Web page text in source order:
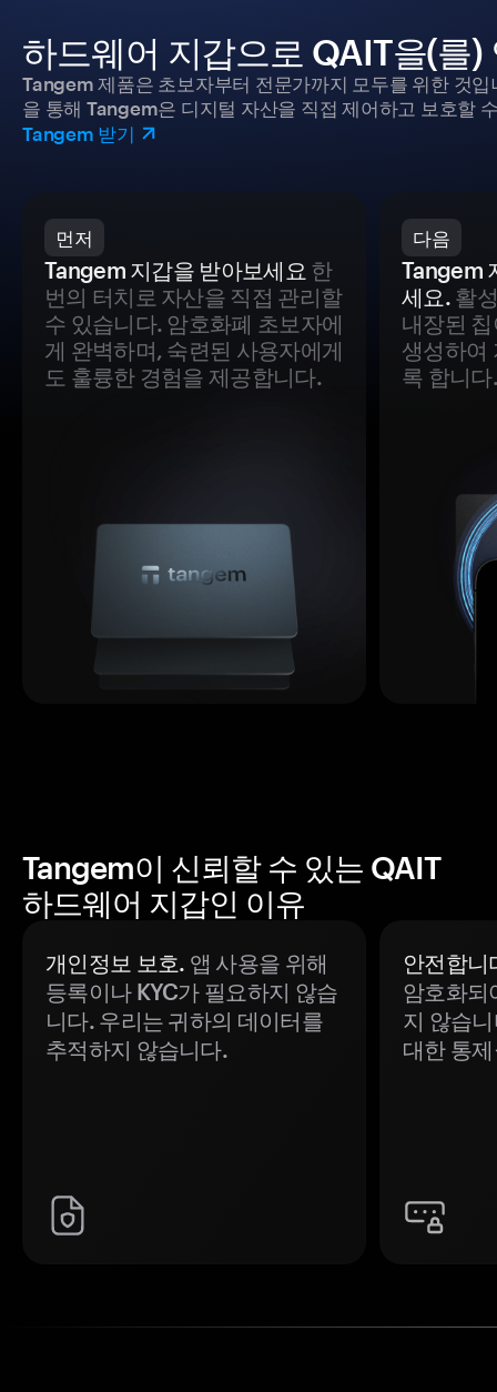
하드웨어 지갑으로 QAIT을(를
Tangem 제품은 초보자부터 전문가까지 모두를 위한 것
을 통해 Tangem은 디지털 자산을 직접 제어하고 보호할
Tangem 받기
먼저
Tangem 지갑을 받아보세요 한
번의 터치로 자산을 직접 관리할
수 있습니다. 암호화폐 초보자에
게 완벽하며, 숙련된 사용자에게
도 훌륭한 경험을 제공합니다.
다음
Tangem
세요.활
내장된
생성하여
록 합니다.
Tangem이 신뢰할 수 있는 QAIT
하드웨어 지갑인 이유
개인정보 보호. 앱 사용을 위해
등록이나 KYC가 필요하지 않습
니다. 우리는 귀하의 데이터를
추적하지 않습니다.
안전합니
암호화되
지 않습
대한 통